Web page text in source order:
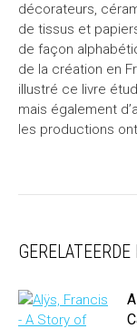
décorateurs,
de tissus et
de façon
de la création en
illustré ce livre
mais également
les productions